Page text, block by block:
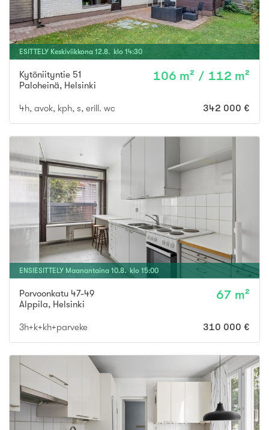
ESITTELY Keskiviikkona 12.8. klo 14:30
Kytöniityntie 51
Paloheinä, Helsinki
106 m² / 112 m²
4h, avok, kph, s, erill. wc 342 000 €
ENSIESITTELY Maanantaina 10.8. klo 15:00
Porvoonkatu 47-49
Alppila, Helsinki
67 m²
3h+k+kh+parveke 310 000 €